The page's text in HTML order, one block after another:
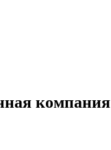
компания